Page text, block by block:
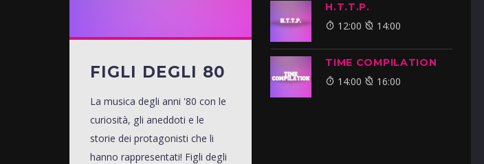
FIGLI DEGLI 80
La musica degli anni '80 con le
curiosità, gli aneddoti e le
storie dei protagonisti che li
hanno rappresentati! Figli degli
H.T.T.P.
12:00 14:00
TIME COMPILATION
14:00 16:00